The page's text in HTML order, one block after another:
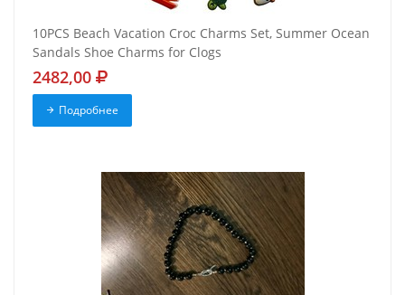
10PCS Beach Vacation Croc Charms Set, Summer Ocean
Sandals Shoe Charms for Clogs
2482,00
Подробнее